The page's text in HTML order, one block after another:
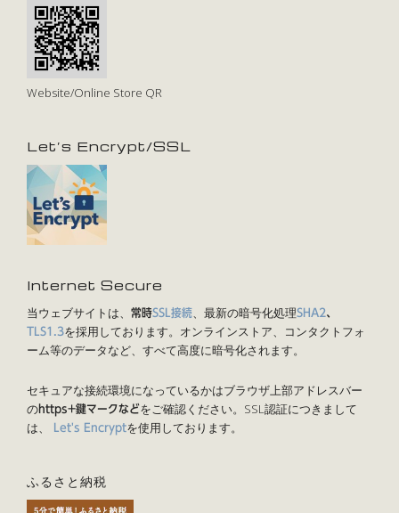
Website/Online Store QR
Let’s Encrypt/SSL
Internet Secure
当ウェブサイトは、 常時SSL接続、最新の暗号化処理SHA2、
TLS1.3を採用しております。オンラインストア、コンタクトフォ
ーム等のデータなど、すべて高度に暗号化されます。
セキュアな接続環境になっているかはブラウザ上部アドレスバー
のhttps+鍵マークなどをご確認ください。SSL認証につきまして
は、
Let's Encryptを使用しております。
ふるさと納税